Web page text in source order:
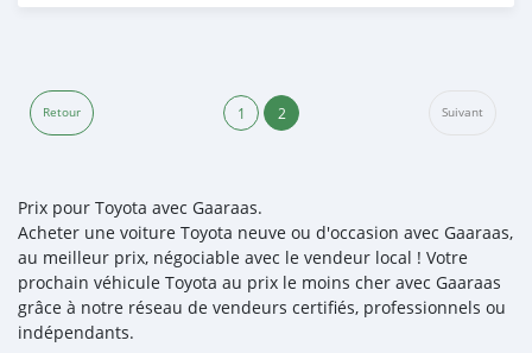
Retour 1 2 Suivant
Prix pour Toyota avec Gaaraas.
Acheter une voiture Toyota neuve ou d'occasion avec Gaaraas,
au meilleur prix, négociable avec le vendeur local ! Votre
prochain véhicule Toyota au prix le moins cher avec Gaaraas
grâce à notre réseau de vendeurs certifiés, professionnels ou
indépendants.